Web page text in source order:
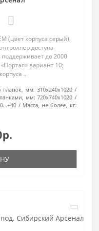
(цвет корпуса серый),
доступа
поддерживает до 2000
вариант 10;
..
планок, мм: 310x240x1020
мм: 720x740x1020
0…+40
Масса, не более, кг: